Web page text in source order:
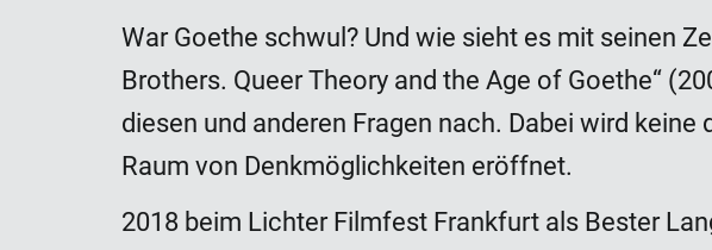
War Goethe schwul? Und wie sieht es mit seinen
Brothers. Queer Theory and the Age of Goethe“
diesen und anderen Fragen nach. Dabei wird
Raum von Denkmöglichkeiten eröffnet.
2018 beim Lichter Filmfest Frankfurt als Bester